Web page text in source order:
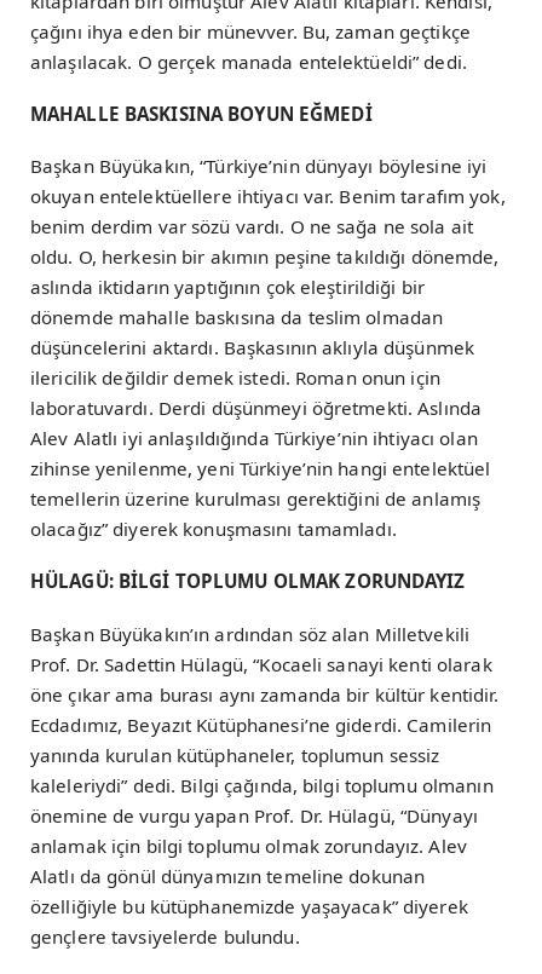
çağını ihya eden bir münevver. Bu, zaman geçtikçe
anlaşılacak. O gerçek manada entelektüeldi” dedi.
MAHALLE BASKISINA BOYUN EĞMEDİ
Başkan Büyükakın, “Türkiye’nin dünyayı böylesine iyi
okuyan entelektüellere ihtiyacı var. Benim tarafım yok,
benim derdim var sözü vardı. O ne sağa ne sola ait
oldu. O, herkesin bir akımın peşine takıldığı dönemde,
aslında iktidarın yaptığının çok eleştirildiği bir
dönemde mahalle baskısına da teslim olmadan
düşüncelerini aktardı. Başkasının aklıyla düşünmek
ilericilik değildir demek istedi. Roman onun için
laboratuvardı. Derdi düşünmeyi öğretmekti. Aslında
Alev Alatlı iyi anlaşıldığında Türkiye’nin ihtiyacı olan
zihinse yenilenme, yeni Türkiye’nin hangi entelektüel
temellerin üzerine kurulması gerektiğini de anlamış
olacağız” diyerek konuşmasını tamamladı.
HÜLAGÜ: BİLGİ TOPLUMU OLMAK ZORUNDAYIZ
Başkan Büyükakın’ın ardından söz alan Milletvekili
Prof. Dr. Sadettin Hülagü, “Kocaeli sanayi kenti olarak
öne çıkar ama burası aynı zamanda bir kültür kentidir.
Ecdadımız, Beyazıt Kütüphanesi’ne giderdi. Camilerin
yanında kurulan kütüphaneler, toplumun sessiz
kaleleriydi” dedi. Bilgi çağında, bilgi toplumu olmanın
önemine de vurgu yapan Prof. Dr. Hülagü, “Dünyayı
anlamak için bilgi toplumu olmak zorundayız. Alev
Alatlı da gönül dünyamızın temeline dokunan
özelliğiyle bu kütüphanemizde yaşayacak” diyerek
gençlere tavsiyelerde bulundu.